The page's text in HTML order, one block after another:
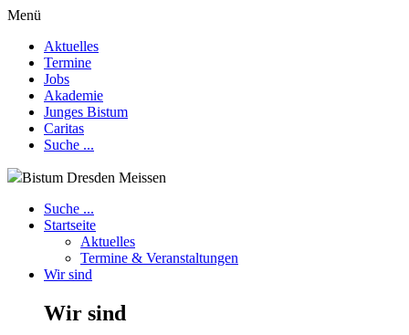
Menü
Aktuelles
Termine
Jobs
Akademie
Junges Bistum
Caritas
Suche ...
Bistum Dresden Meissen
Suche ...
Startseite
Aktuelles
Termine & Veranstaltungen
Wir sind
Wir sind